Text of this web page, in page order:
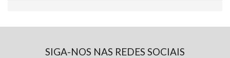
SIGA-NOS NAS REDES SOCIAIS